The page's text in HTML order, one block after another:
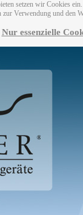
setzen wir Cookies
zur Verwendung und den
Nur essenzielle